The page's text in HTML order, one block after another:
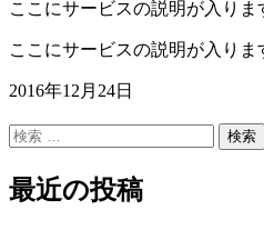
ここにサービスの説明が入りま
ここにサービスの説明が入りま
2016年12月24日
検
最近の投稿